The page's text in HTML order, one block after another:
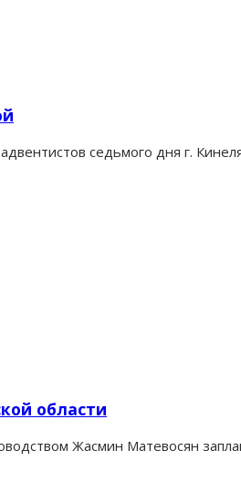
седьмого дня г.
области
Жасмин Матевосян